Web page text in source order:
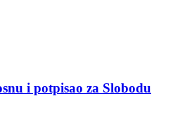
i potpisao za Slobodu